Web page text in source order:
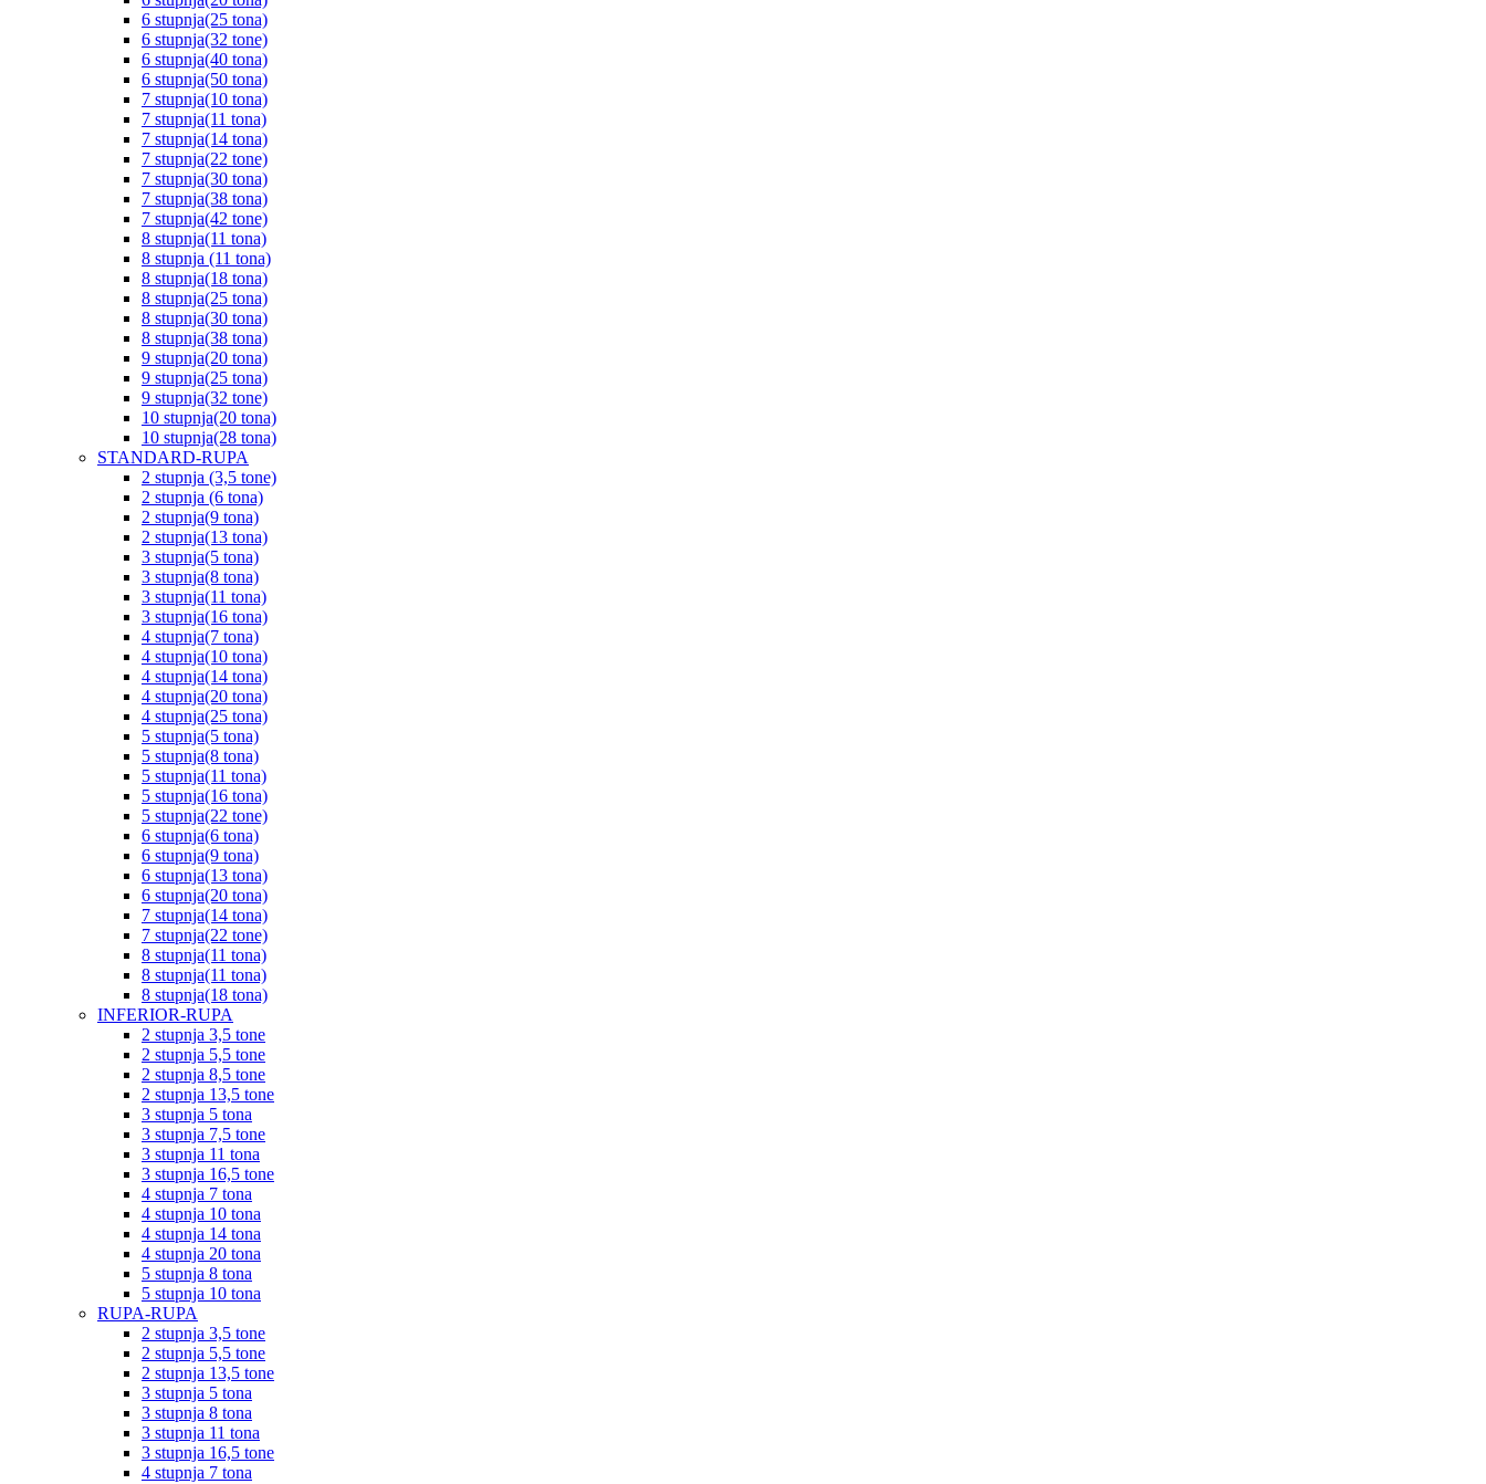
6 stupnja(25 tona)
6 stupnja(32 tone)
6 stupnja(40 tona)
6 stupnja(50 tona)
7 stupnja(10 tona)
7 stupnja(11 tona)
7 stupnja(14 tona)
7 stupnja(22 tone)
7 stupnja(30 tona)
7 stupnja(38 tona)
7 stupnja(42 tone)
8 stupnja(11 tona)
8 stupnja (11 tona)
8 stupnja(18 tona)
8 stupnja(25 tona)
8 stupnja(30 tona)
8 stupnja(38 tona)
9 stupnja(20 tona)
9 stupnja(25 tona)
9 stupnja(32 tone)
10 stupnja(20 tona)
10 stupnja(28 tona)
STANDARD-RUPA
2 stupnja (3,5 tone)
2 stupnja (6 tona)
2 stupnja(9 tona)
2 stupnja(13 tona)
3 stupnja(5 tona)
3 stupnja(8 tona)
3 stupnja(11 tona)
3 stupnja(16 tona)
4 stupnja(7 tona)
4 stupnja(10 tona)
4 stupnja(14 tona)
4 stupnja(20 tona)
4 stupnja(25 tona)
5 stupnja(5 tona)
5 stupnja(8 tona)
5 stupnja(11 tona)
5 stupnja(16 tona)
5 stupnja(22 tone)
6 stupnja(6 tona)
6 stupnja(9 tona)
6 stupnja(13 tona)
6 stupnja(20 tona)
7 stupnja(14 tona)
7 stupnja(22 tone)
8 stupnja(11 tona)
8 stupnja(11 tona)
8 stupnja(18 tona)
INFERIOR-RUPA
2 stupnja 3,5 tone
2 stupnja 5,5 tone
2 stupnja 8,5 tone
2 stupnja 13,5 tone
3 stupnja 5 tona
3 stupnja 7,5 tone
3 stupnja 11 tona
3 stupnja 16,5 tone
4 stupnja 7 tona
4 stupnja 10 tona
4 stupnja 14 tona
4 stupnja 20 tona
5 stupnja 8 tona
5 stupnja 10 tona
RUPA-RUPA
2 stupnja 3,5 tone
2 stupnja 5,5 tone
2 stupnja 13,5 tone
3 stupnja 5 tona
3 stupnja 8 tona
3 stupnja 11 tona
3 stupnja 16,5 tone
4 stupnja 7 tona